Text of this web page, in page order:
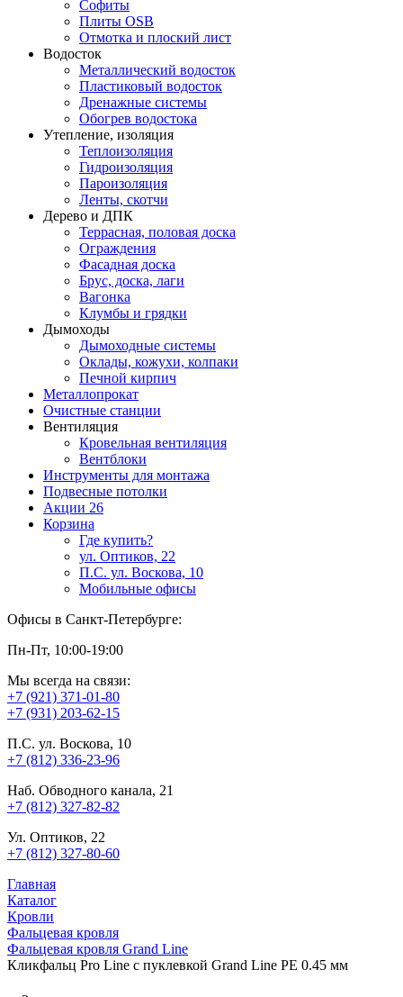
Софиты
Плиты OSB
Отмотка и плоский лист
Водосток
Металлический водосток
Пластиковый водосток
Дренажные системы
Обогрев водостока
Утепление, изоляция
Теплоизоляция
Гидроизоляция
Пароизоляция
Ленты, скотчи
Дерево и ДПК
Террасная, половая доска
Ограждения
Фасадная доска
Брус, доска, лаги
Вагонка
Клумбы и грядки
Дымоходы
Дымоходные системы
Оклады, кожухи, колпаки
Печной кирпич
Металлопрокат
Очистные станции
Вентиляция
Кровельная вентиляция
Вентблоки
Инструменты для монтажа
Подвесные потолки
Акции 26
Корзина
Где купить?
ул. Оптиков, 22
П.С. ул. Воскова, 10
Мобильные офисы
Офисы в Санкт-Петербурге:
Пн-Пт, 10:00-19:00
Мы всегда на связи:
+7 (921) 371-01-80
+7 (931) 203-62-15
П.С. ул. Воскова, 10
+7 (812) 336-23-96
Наб. Обводного канала, 21
+7 (812) 327-82-82
Ул. Оптиков, 22
+7 (812) 327-80-60
Главная
Каталог
Кровли
Фальцевая кровля
Фальцевая кровля Grand Line
Кликфальц Pro Line с пуклевкой Grand Line PE 0.45 мм